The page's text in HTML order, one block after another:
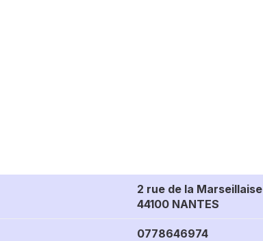
2 rue de la Marseillaise
44100 NANTES
0778646974